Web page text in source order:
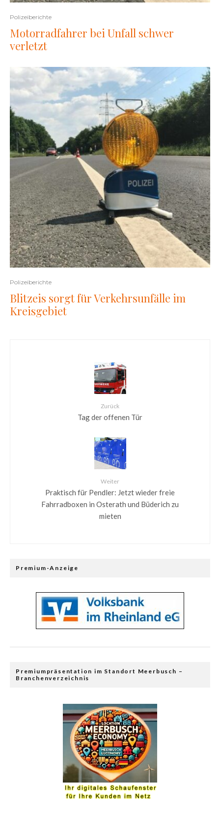
Polizeiberichte
Motorradfahrer bei Unfall schwer
verletzt
Polizeiberichte
Blitzeis sorgt für Verkehrsunfälle im
Kreisgebiet
Zurück
Tag der offenen Tür
Weiter
Praktisch für Pendler: Jetzt wieder freie
Fahrradboxen in Osterath und Büderich zu
mieten
Premium-Anzeige
Premiumpräsentation im Standort Meerbusch –
Branchenverzeichnis